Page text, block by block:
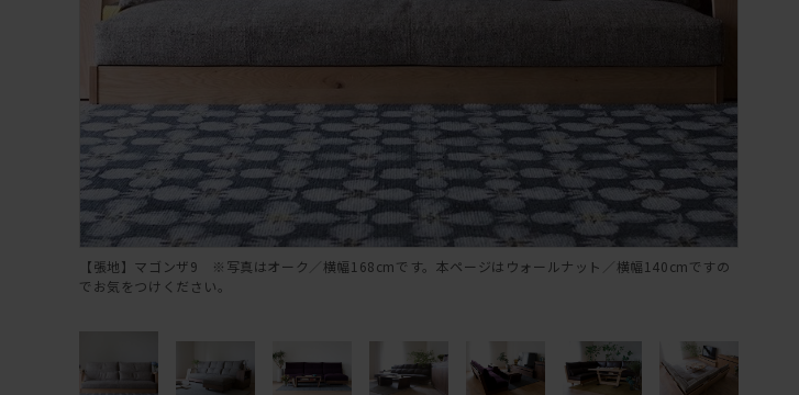
【張地】マゴンザ9 ※写真はオーク／横幅168cmです。本ページはウォールナット／横幅140cmですの
でお気をつけください。